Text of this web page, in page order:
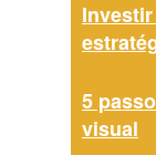
5
visual